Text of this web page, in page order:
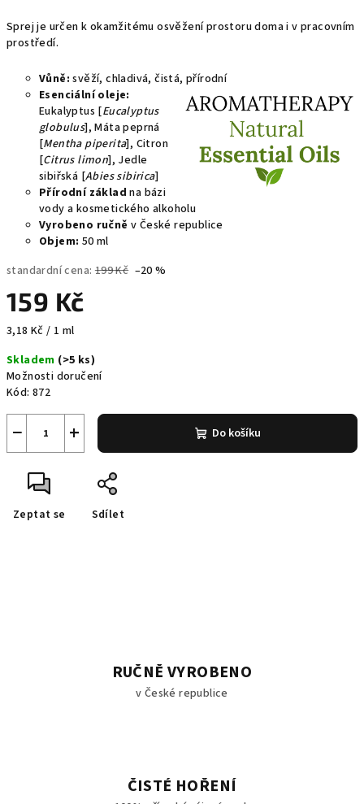
Sprej je určen k okamžitému osvěžení prostoru doma i v pracovním
prostředí.
Vůně: svěží, chladivá, čistá, přírodní
Esenciální oleje:
Eukalyptus [Eucalyptus
globulus], Máta peprná
[Mentha piperita], Citron
[Citrus limon], Jedle
sibiřská [Abies sibirica]
Přírodní základ na bázi
vody a kosmetického alkoholu
Vyrobeno ručně v České republice
Objem: 50 ml
standardní cena: 199 Kč –20 %
159 Kč
Měrná
3,18 Kč / 1 ml
Skladem (>5 ks)
Možnosti doručení
Kód: 872
+
− Do košíku
Zeptat se Sdílet
RUČNĚ VYROBENO
v České republice
ČISTÉ HOŘENÍ